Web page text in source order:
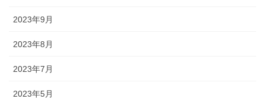
2023年9月
2023年8月
2023年7月
2023年5月